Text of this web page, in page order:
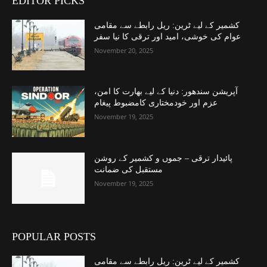
کشمیر کے لیے ٹرین: ریل رابطے سے مقامی
عوام کی خوشی، امید اور ترقی کا نیا سفر
November 20, 2025
آپریشن سندھور: دنیا کے لیے بھارت کا امن،
عزم اور خودمختاری کامضبوط پیغام
November 19, 2025
پائیدار ترقی – جموں و کشمیر کے روشن
مستقبل کی ضمانت
November 19, 2025
POPULAR POSTS
کشمیر کے لیے ٹرین: ریل رابطے سے مقامی